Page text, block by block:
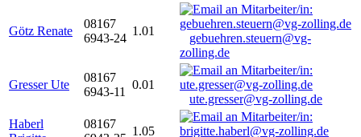
Götz Renate
08167
6943-24
1.01
gebuehren.steuern@vg-
zolling.de
Gresser Ute
08167
6943-11
0.01
ute.gresser@vg-zolling.de
Haberl
08167
1.05